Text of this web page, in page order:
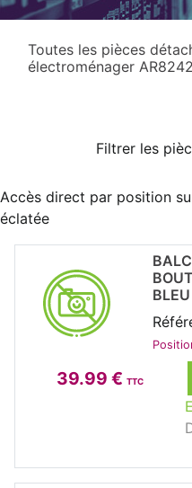
Toutes les pièces
électroménager
Filtrer les
Accès direct par position
éclatée
39.99 € TTC